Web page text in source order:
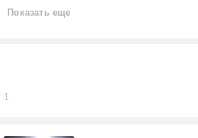
Показать еще
1